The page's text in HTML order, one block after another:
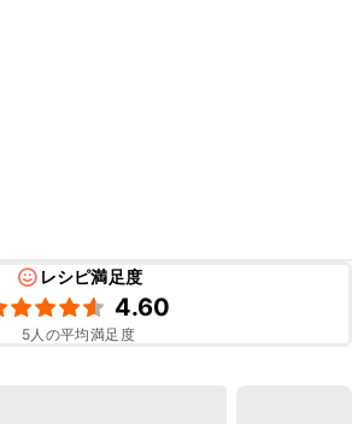
レシピ満足度
4.60
5人の平均満足度